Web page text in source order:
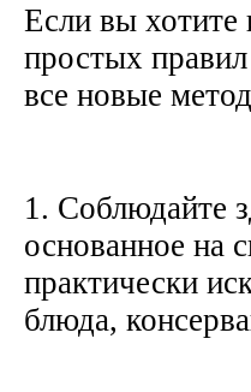
Если вы хотите
простых
все новые
1. Соблюдайте
основанное на
практически
блюда,